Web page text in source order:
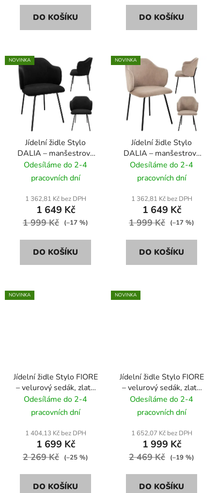
DO KOŠÍKU DO KOŠÍKU
NOVINKA
Jídelní židle Stylo
DALIA – manšestrová
látka - černá
Odesíláme do 2-4
pracovních dní
1 362,81 Kč bez DPH
1 649 Kč
1 999 Kč (–17 %)
DO KOŠÍKU
NOVINKA
Jídelní židle Stylo
DALIA – manšestrová
látka - hnědá
Odesíláme do 2-4
pracovních dní
1 362,81 Kč bez DPH
1 649 Kč
1 999 Kč (–17 %)
DO KOŠÍKU
NOVINKA
Jídelní židle Stylo FIORE
– velurový sedák, zlaté
nohy - béžová
Odesíláme do 2-4
pracovních dní
1 404,13 Kč bez DPH
1 699 Kč
2 269 Kč (–25 %)
DO KOŠÍKU
NOVINKA
Jídelní židle Stylo FIORE
– velurový sedák, zlaté
nohy - růžové
Odesíláme do 2-4
pracovních dní
1 652,07 Kč bez DPH
1 999 Kč
2 469 Kč (–19 %)
DO KOŠÍKU